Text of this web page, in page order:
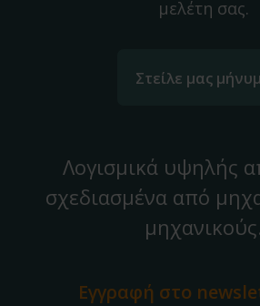
μελέτη σας.
Στείλε μας
Λογισμικά υψηλής
σχεδιασμένα από
Εγγραφή στο